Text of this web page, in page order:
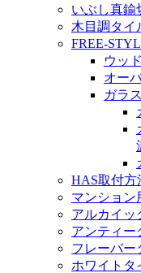
いぶし真鍮
木目調タイ
FREE-
ウッ
オー
ガラ
HAS取付方
マンション
アルカイッ
アンティー
フレーバー
ホワイトタ